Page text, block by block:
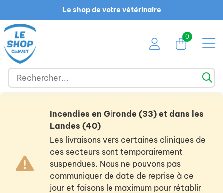
Le shop de votre vétérinaire
0
Incendies en Gironde (33) et dans les
Landes (40)
Les livraisons vers certaines cliniques de
ces secteurs sont temporairement
suspendues. Nous ne pouvons pas
communiquer de date de reprise à ce
jour et faisons le maximum pour rétablir